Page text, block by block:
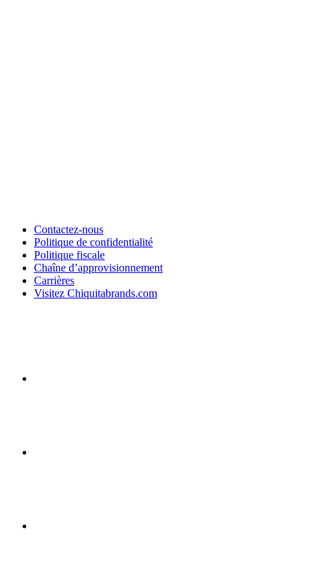
Contactez-nous
Politique de confidentialité
Politique fiscale
Chaîne d’approvisionnement
Carrières
Visitez Chiquitabrands.com